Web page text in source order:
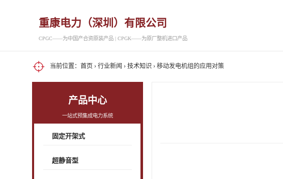
重康电力（深圳）有限公司
CPGC——为中国产合资原装产品 | CPGK——为原厂整机进口产品
当前位置： 首页 › 行业新闻 › 技术知识 › 移动发电机组的应用对策
产品中心
一站式预集成电力系统
固定开架式
超静音型